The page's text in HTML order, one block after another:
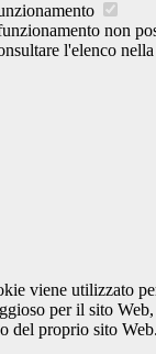
non
l'elenco
viene utilizzato
per il sito
del proprio sito Web.